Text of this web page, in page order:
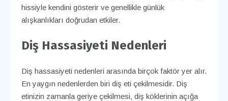
hissiyle kendini gösterir ve genellikle günlük
alışkanlıkları doğrudan etkiler.
Diş Hassasiyeti Nedenleri
Diş hassasiyeti nedenleri arasında birçok faktör yer alır.
En yaygın nedenlerden biri diş eti çekilmesidir. Diş
etinizin zamanla geriye çekilmesi, diş köklerinin açığa